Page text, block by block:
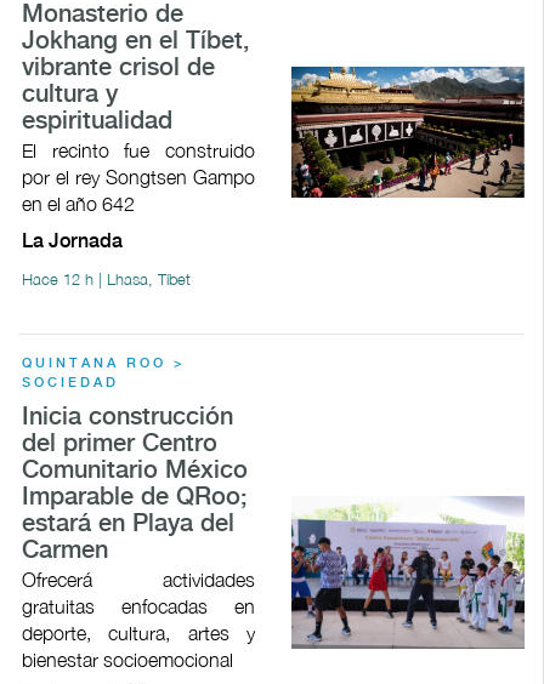
Monasterio de
Jokhang en el Tíbet,
vibrante crisol de
cultura y
espiritualidad
El recinto fue construido
por el rey Songtsen Gampo
en el año 642
La Jornada
Hace 12 h | Lhasa, Tíbet
QUINTANA ROO >
SOCIEDAD
Inicia construcción
del primer Centro
Comunitario México
Imparable de QRoo;
estará en Playa del
Carmen
Ofrecerá actividades
gratuitas enfocadas en
deporte, cultura, artes y
bienestar socioemocional